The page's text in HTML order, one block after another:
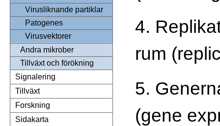
Virusliknande partiklar
Patogenes
Virusvektorer
Andra mikrober
Tillväxt och förökning
Signalering
Tillväxt
Forskning
Sidakarta
4.
rum
5.
(gene